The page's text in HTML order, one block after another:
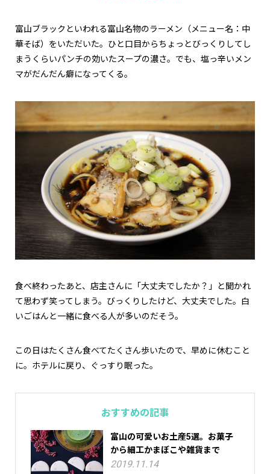
富山ブラックといわれる富山名物のラーメン（メニュー名：中
華そば）をいただいた。ひと口目からちょっとびっくりしてし
まうくらいパンチの効いたスープの濃さ。でも、塩っ辛いメン
マがだんだん癖になってくる。
食べ終わったあと、店主さんに「大丈夫でしたか？」と聞かれ
て思わず笑ってしまう。びっくりしたけど、大丈夫でした。白
いごはんと一緒に食べる人が多いのだそう。
この日はたくさん食べてたくさん歩いたので、早めに休むこと
に。ホテルに戻り、ぐっすり眠った。
おすすめの記事
富山の可愛いお土産5選。お菓子
から細工かまぼこや雑貨まで
2019.11.14